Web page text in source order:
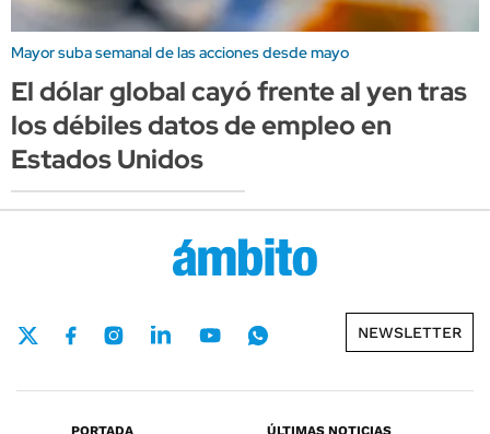
Mayor suba semanal de las acciones desde mayo
El dólar global cayó frente al yen tras
los débiles datos de empleo en
Estados Unidos
NEWSLETTER